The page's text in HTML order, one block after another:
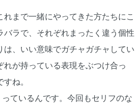
まで一緒にやってきた方たちにこ
ラで、それぞれまったく違う個性
、いい意味でガチャガチャしてい
が持っている表現をぶつけ合っ
ね。
ているんです。今回もセリフのな